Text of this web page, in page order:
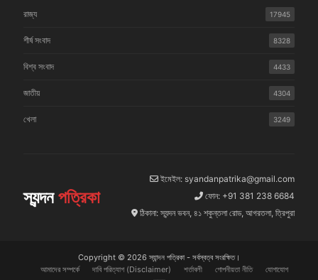
রাজ্য 17945
শীর্ষ সংবাদ 8328
বিশ্ব সংবাদ 4433
জাতীয় 4304
খেলা 3249
স্যন্দনপত্রিকা
ইমেইল: syandanpatrika@gmail.com
ফোন: +91 381 238 6684
ঠিকানা: স্যন্দন ভবন, ৪১ শকুন্তলা রোড, আগরতলা, ত্রিপুরা
Copyright © 2026 স্যান্দন পত্রিকা - সর্বস্বত্ব সংরক্ষিত।
আমাদের সম্পর্কে
দাবি পরিত্যাগ (Disclaimer) শর্তাবলী গোপনীয়তা নীতি
যোগাযোগ